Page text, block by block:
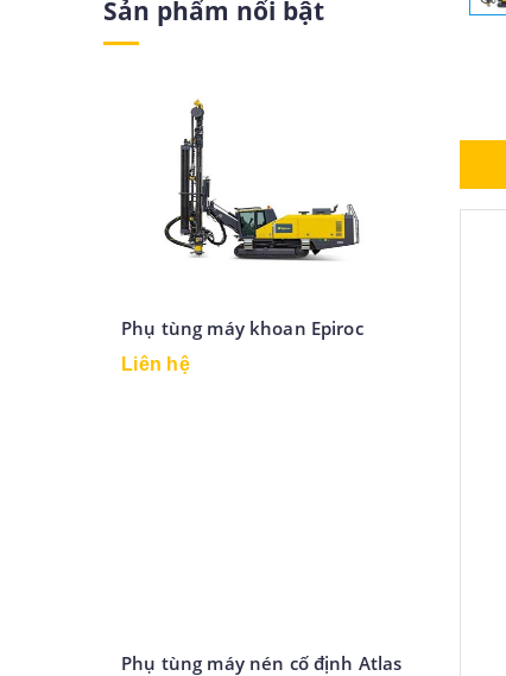
Sản phẩm nổi bật
Phụ tùng máy khoan Epiroc
Liên hệ
Phụ tùng máy nén cố định Atlas